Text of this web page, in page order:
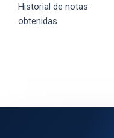
Historial de notas
obtenidas